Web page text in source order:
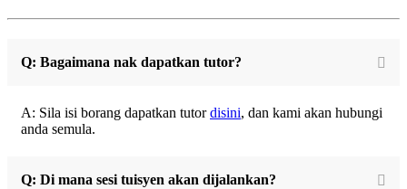
Q: Bagaimana nak dapatkan tutor?
A: Sila isi borang dapatkan tutordisini, dan kami akan hubungi
anda semula.
Q: Di mana sesi tuisyen akan dijalankan?